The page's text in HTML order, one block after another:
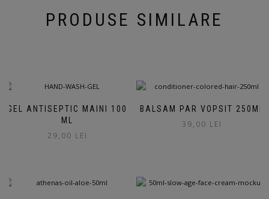
PRODUSE SIMILARE
GEL ANTISEPTIC MAINI 100
ML
29,00 LEI
BALSAM PAR VOPSIT 250ML
39,00 LEI